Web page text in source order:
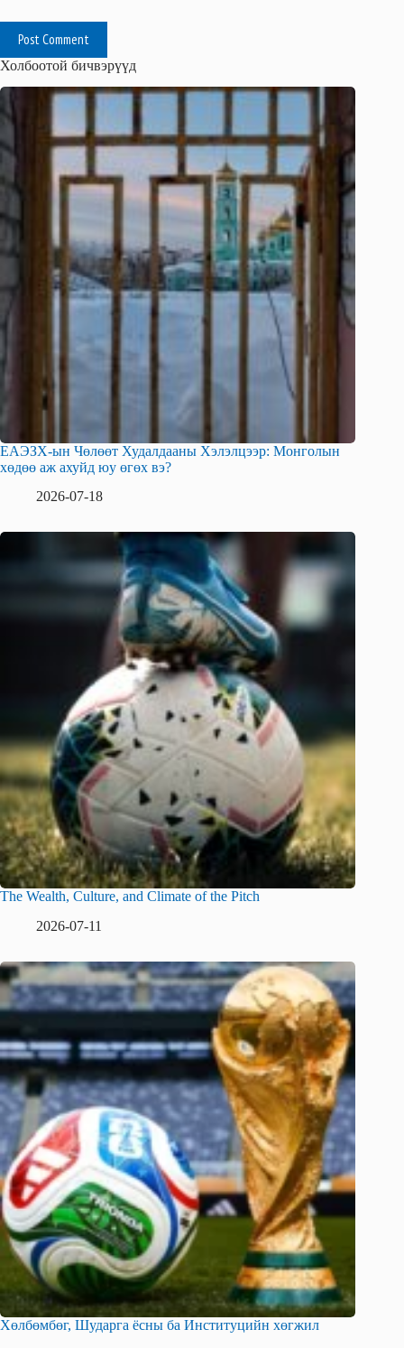
Post Comment
Холбоотой бичвэрүүд
ЕАЭЗХ-ын Чөлөөт Худалдааны Хэлэлцээр: Монголын
хөдөө аж ахуйд юу өгөх вэ?
2026-07-18
The Wealth, Culture, and Climate of the Pitch
2026-07-11
Хөлбөмбөг, Шударга ёсны ба Институцийн хөгжил